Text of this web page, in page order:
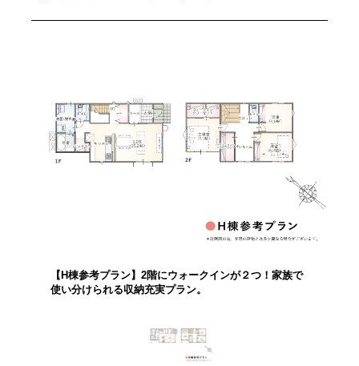
【H棟参考プラン】2階にウォークインが２つ！家族で
使い分けられる収納充実プラン。